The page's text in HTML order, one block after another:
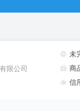
限公司
未
商
信